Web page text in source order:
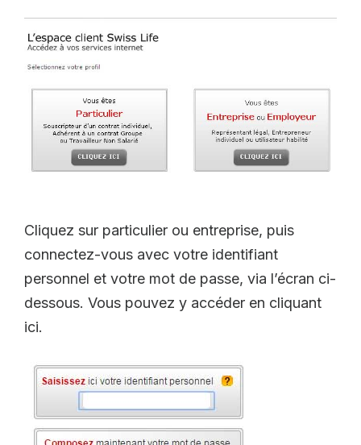
Cliquez sur particulier ou entreprise, puis
connectez-vous avec votre identifiant
personnel et votre mot de passe, via l’écran ci-
dessous. Vous pouvez y accéder en cliquant
ici.